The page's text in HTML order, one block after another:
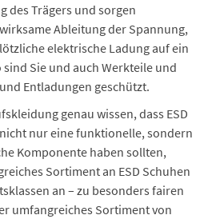
des Trägers und sorgen
Ableitung der Spannung,
elektrische Ladung auf ein
Sie und auch Werkteile und
Entladungen geschützt.
genau wissen, dass ESD
nur eine funktionelle, sondern
Komponente haben sollten,
Sortiment an ESD Schuhen
an – zu besonders fairen
umfangreiches Sortiment von